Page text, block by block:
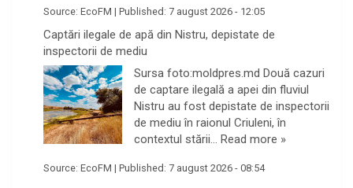
Source: EcoFM | Published: 7 august 2026 - 12:05
Captări ilegale de apă din Nistru, depistate de
inspectorii de mediu
Sursa foto:moldpres.md Două cazuri
de captare ilegală a apei din fluviul
Nistru au fost depistate de inspectorii
de mediu în raionul Criuleni, în
contextul stării… Read more »
Source: EcoFM | Published: 7 august 2026 - 08:54